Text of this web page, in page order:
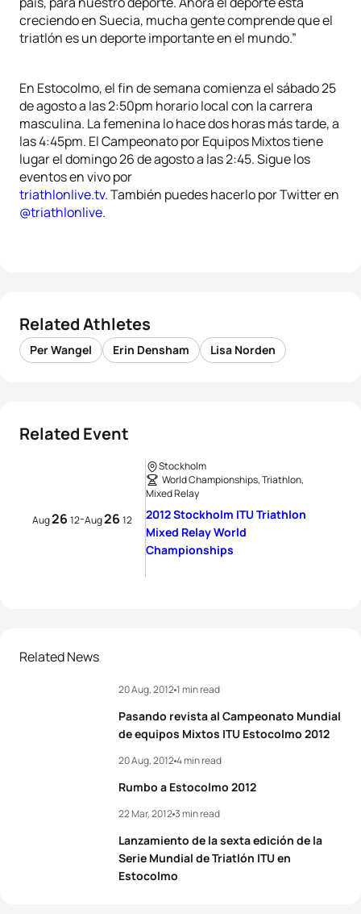
creciendo en Suecia, mucha gente comprende que el
triatlón es un deporte importante en el mundo.”
En Estocolmo, el fin de semana comienza el sábado 25
de agosto a las 2:50pm horario local con la carrera
masculina. La femenina lo hace dos horas más tarde, a
las 4:45pm. El Campeonato por Equipos Mixtos tiene
lugar el domingo 26 de agosto a las 2:45. Sigue los
eventos en vivo por
triathlonlive.tv.También puedes hacerlo por Twitter en
@triathlonlive.
Related Athletes
Per Wangel Erin Densham Lisa Norden
Related Event
Aug26 12-Aug26 12
Stockholm
World Championships, Triathlon,
Mixed Relay
2012 Stockholm ITU Triathlon
Mixed Relay World
Championships
Related News
Pasando revista al Campeonato Mundial
de equipos Mixtos ITU Estocolmo 2012
20 Aug, 20121 min read
Rumbo a Estocolmo 2012
20 Aug, 20124 min read
Lanzamiento de la sexta edición de la
Serie Mundial de Triatlón ITU en
Estocolmo
22 Mar, 20123 min read